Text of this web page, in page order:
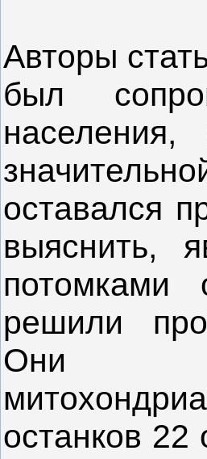
Авторы
был
оставался
выяснить,
потомками
решили
Они
останков 22